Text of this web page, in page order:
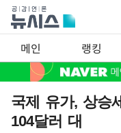
메인 랭킹
국제 유가, 상승
104달러 대